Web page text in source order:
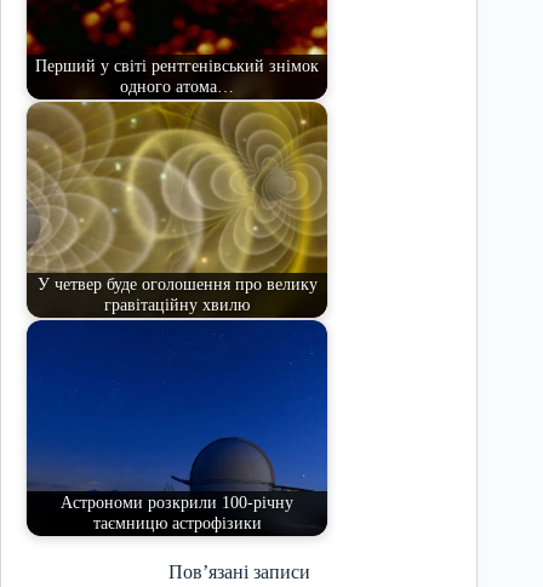
Перший у світі рентгенівський знімок
одного атома…
У четвер буде оголошення про велику
гравітаційну хвилю
Астрономи розкрили 100-річну
таємницю астрофізики
Пов’язані записи